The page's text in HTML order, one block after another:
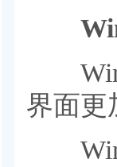
界面更